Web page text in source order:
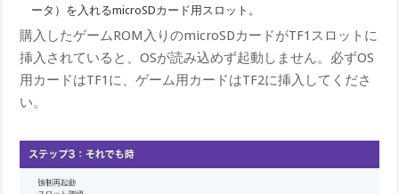
ータ）を入れるmicroSDカード用スロット。
購入したゲームROM入りのmicroSDカードがTF1スロットに
挿入されていると、OSが読み込めず起動しません。必ずOS
用カードはTF1に、ゲーム用カードはTF2に挿入してくださ
い。